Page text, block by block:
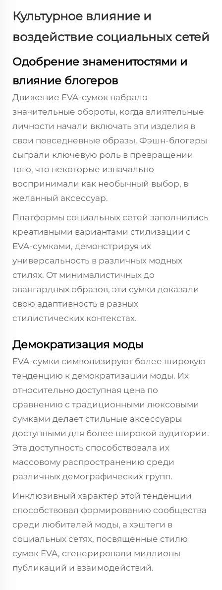
Культурное влияние и
воздействие социальных сетей
Одобрение знаменитостями и
влияние блогеров
Движение EVA-сумок набрало
значительные обороты, когда влиятельные
личности начали включать эти изделия в
свои повседневные образы. Фэшн-блогеры
сыграли ключевую роль в превращении
того, что некоторые изначально
воспринимали как необычный выбор, в
желанный аксессуар.
Платформы социальных сетей заполнились
креативными вариантами стилизации с
EVA-сумками, демонстрируя их
универсальность в различных модных
стилях. От минималистичных до
авангардных образов, эти сумки доказали
свою адаптивность в разных
стилистических контекстах.
Демократизация моды
EVA-сумки символизируют более широкую
тенденцию к демократизации моды. Их
относительно доступная цена по
сравнению с традиционными люксовыми
сумками делает стильные аксессуары
доступными для более широкой аудитории.
Эта доступность способствовала их
массовому распространению среди
различных демографических групп.
Инклюзивный характер этой тенденции
способствовал формированию сообщества
среди любителей моды, а хэштеги в
социальных сетях, посвященные стилю
сумок EVA, сгенерировали миллионы
публикаций и взаимодействий.